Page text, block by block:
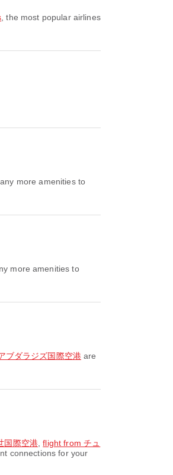
, the most popular airlines
more amenities to
more amenities to
ブダラジズ国際空港 are
国際空港 ,flight from チュ
connections for your